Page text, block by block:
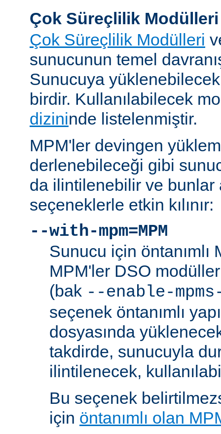
Çok Süreçlilik Modülleri
Çok Süreçlilik Modülleri
sunucunun temel
Sunucuya yüklenebilecek
birdir. Kullanılabilecek
dizininde listelenmiştir.
MPM'ler devingen
derlenebileceği gibi
da ilintilenebilir ve bunlar
seçeneklerle etkin kılınır:
--with-mpm=MPM
Sunucu için öntanımlı
MPM'ler DSO
(bak --enable-
seçenek öntanımlı
dosyasında
takdirde, sunucuyla
ilintilenecek,
Bu seçenek
için öntanımlı olan